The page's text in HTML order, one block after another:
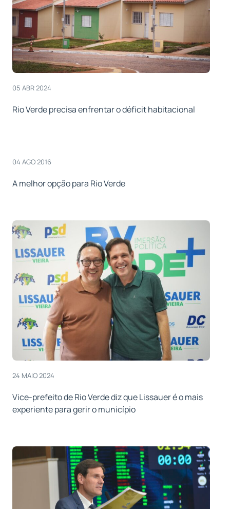
05 ABR 2024
Rio Verde precisa enfrentar o déficit habitacional
04 AGO 2016
A melhor opção para Rio Verde
24 MAIO 2024
Vice-prefeito de Rio Verde diz que Lissauer é o mais
experiente para gerir o município